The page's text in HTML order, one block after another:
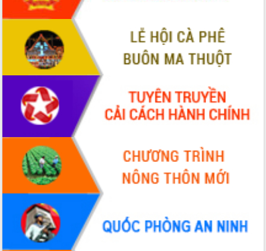
Đẩy mạnh cải cách hành chính, quyết
tâm đạt được mục tiêu tăng trưởng
hai con số trong năm 2026
Tổ chức trang trọng Lễ hội Đền thờ
Lương Văn Chánh năm 2026
Phó Bí thư Tỉnh ủy Đắk Lắk Đỗ Hữu
Huy giữ chức Bí thư Đảng ủy Ủy Ban
Nhân dân tỉnh
Bệnh án điện tử thúc đẩy chuyển đổi
số y tế tại Đắk Lắk
Chuyển đổi số thư viện: Mở rộng
không gian tri thức trong thời đại số
Đánh giá, rút kinh nghiệm công tác tổ
chức diễn tập trước ngày bầu cử
Chương trình “Gặp gỡ hữu nghị –
Friendship Meeting New Year 2026”
Bầu cử Quốc hội và HĐND: Cử tri Đắk
Lắk gửi gắm niềm tin, kỳ vọng vào lá